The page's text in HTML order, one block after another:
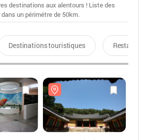
destinations aux alentours ! Liste des
un périmétre de 50km.
Destinations touristiques Restaurants